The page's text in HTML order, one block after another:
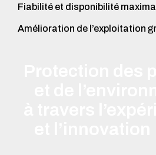
Fiabilité et disponibilité
Amélioration de l’exploitation